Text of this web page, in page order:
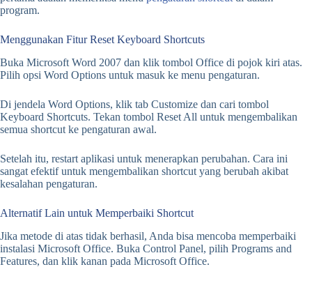
program.
Menggunakan Fitur Reset Keyboard Shortcuts
Buka Microsoft Word 2007 dan klik tombol Office di pojok kiri atas.
Pilih opsi Word Options untuk masuk ke menu pengaturan.
Di jendela Word Options, klik tab Customize dan cari tombol
Keyboard Shortcuts. Tekan tombol Reset All untuk mengembalikan
semua shortcut ke pengaturan awal.
Setelah itu, restart aplikasi untuk menerapkan perubahan. Cara ini
sangat efektif untuk mengembalikan shortcut yang berubah akibat
kesalahan pengaturan.
Alternatif Lain untuk Memperbaiki Shortcut
Jika metode di atas tidak berhasil, Anda bisa mencoba memperbaiki
instalasi Microsoft Office. Buka Control Panel, pilih Programs and
Features, dan klik kanan pada Microsoft Office.